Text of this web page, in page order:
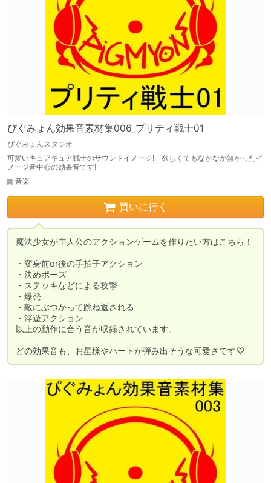
ぴぐみょん効果音素材集006_プリティ戦士01
ぴぐみょんスタジオ
可愛いキュアキュア戦士のサウンドイメージ! 欲しくてもなかなか無かったイ
メージ音中心の効果音です!
音楽
買いに行く
魔法少女が主人公のアクションゲームを作りたい方はこちら！
・変身前or後の手拍子アクション
・決めポーズ
・ステッキなどによる攻撃
・爆発
・敵にぶつかって跳ね返される
・浮遊アクション
以上の動作に合う音が収録されています。
どの効果音も、お星様やハートが弾み出そうな可愛さです♡